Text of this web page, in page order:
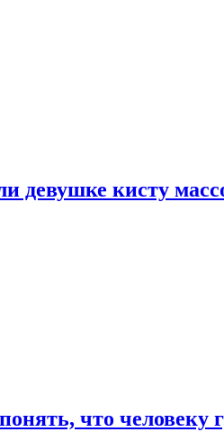
девушке кисту
что человеку